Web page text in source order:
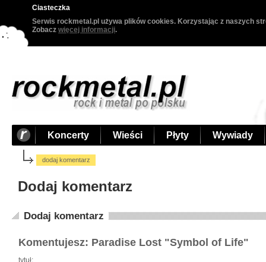
Ciasteczka
Serwis rockmetal.pl używa plików cookies. Korzystając z naszych
Zobacz więcej informacji.
Koncerty Wieści Płyty Wywiady
dodaj komentarz
Dodaj komentarz
Dodaj komentarz
Komentujesz: Paradise Lost "Symbol of Life"
tytuł: